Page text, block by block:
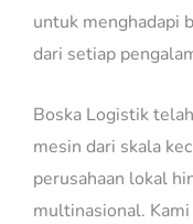
untuk menghadapi
dari setiap
Boska Logistik
mesin dari skala
perusahaan lokal
multinasional.